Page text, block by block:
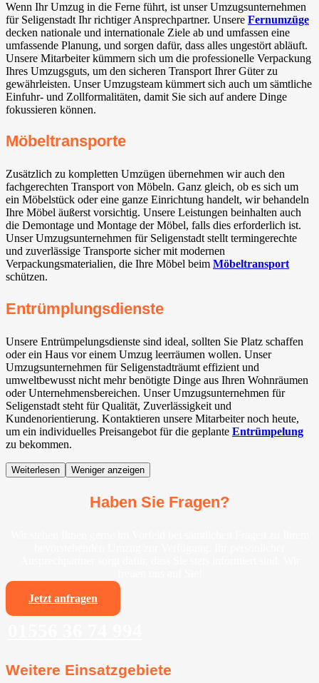
Wenn Ihr Umzug in die Ferne führt, ist unser Umzugsunternehmen
für Seligenstadt Ihr richtiger Ansprechpartner. Unsere Fernumzüge
decken nationale und internationale Ziele ab und umfassen eine
umfassende Planung, und sorgen dafür, dass alles ungestört abläuft.
Unsere Mitarbeiter kümmern sich um die professionelle Verpackung
Ihres Umzugsguts, um den sicheren Transport Ihrer Güter zu
gewährleisten. Unser Umzugsteam kümmert sich auch um sämtliche
Einfuhr- und Zollformalitäten, damit Sie sich auf andere Dinge
fokussieren können.
Möbeltransporte
Zusätzlich zu kompletten Umzügen übernehmen wir auch den
fachgerechten Transport von Möbeln. Ganz gleich, ob es sich um
ein Möbelstück oder eine ganze Einrichtung handelt, wir behandeln
Ihre Möbel äußerst vorsichtig. Unsere Leistungen beinhalten auch
die Demontage und Montage der Möbel, falls dies erforderlich ist.
Unser Umzugsunternehmen für Seligenstadt stellt termingerechte
und zuverlässige Transporte sicher mit modernen
Verpackungsmaterialien, die Ihre Möbel beim Möbeltransport
schützen.
Entrümplungsdienste
Unsere Entrümpelungsdienste sind ideal, sollten Sie Platz schaffen
oder ein Haus vor einem Umzug leerräumen wollen. Unser
Umzugsunternehmen für Seligenstadträumt effizient und
umweltbewusst nicht mehr benötigte Dinge aus Ihren Wohnräumen
oder Unternehmensbereichen. Unser Umzugsunternehmen für
Seligenstadt steht für Qualität, Zuverlässigkeit und
Kundenorientierung. Kontaktieren unsere Mitarbeiter noch heute,
um ein individuelles Preisangebot für die geplante Entrümpelung
zu bekommen.
Weiterlesen Weniger anzeigen
Haben Sie Fragen?
Jetzt anfragen
Weitere Einsatzgebiete